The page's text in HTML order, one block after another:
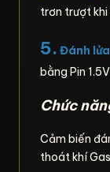
trơn trượt
5. Đánh
bằng Pin
Chức
Cảm biến
thoát khí